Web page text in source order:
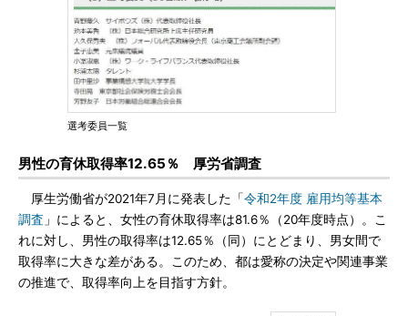
選考委員一覧
男性の育休取得率12.65％ 厚労省調査
厚生労働省が2021年7月に発表した「令和2年度 雇用均等基本
調査 」によると、女性の育休取得率は81.6％（20年度時点）。こ
れに対し、男性の取得率は12.65％（同）にとどまり、男女間で
取得率に大きな差がある。このため、都は愛称の決定や関連事業
の推進で、取得率向上を目指す方針。